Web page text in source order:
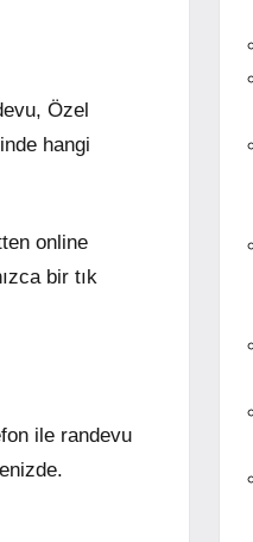
Özel
hangi
online
bir tık
ile randevu